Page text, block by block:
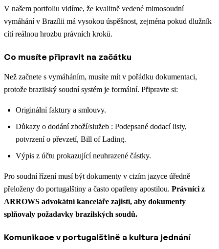
V našem portfoliu vidíme, že kvalitně vedené mimosoudní
vymáhání v Brazílii má vysokou úspěšnost, zejména pokud dlužník
cítí reálnou hrozbu právních kroků.
Co musíte připravit na začátku
Než začnete s vymáháním, musíte mít v pořádku dokumentaci,
protože brazilský soudní systém je formální. Připravte si:
Originální faktury a smlouvy.
Důkazy o dodání zboží/služeb : Podepsané dodací listy,
potvrzení o převzetí, Bill of Lading.
Výpis z účtu prokazující neuhrazené částky.
Pro soudní řízení musí být dokumenty v cizím jazyce úředně
přeloženy do portugalštiny a často opatřeny apostilou. Právníci z
ARROWS advokátní kanceláře zajistí, aby dokumenty
splňovaly požadavky brazilských soudů.
Komunikace v portugalštině a kultura jednání